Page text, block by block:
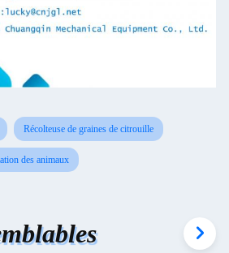
Récolteuse de graines de citrouille
des animaux